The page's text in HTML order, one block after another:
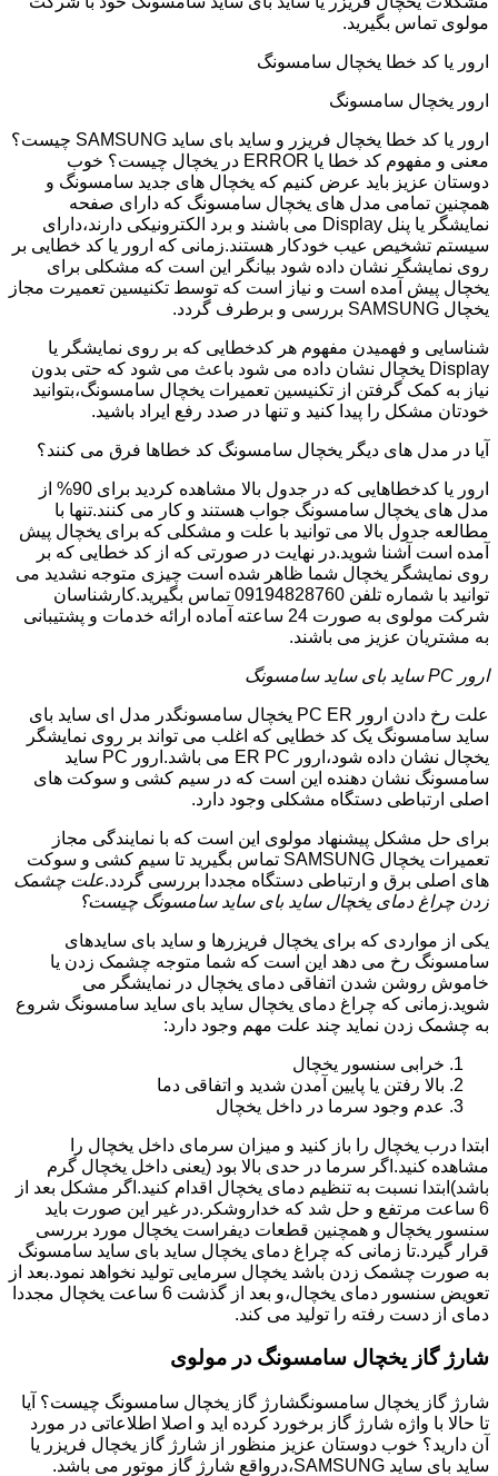
مولوی تماس بگیرید.
ارور یا کد خطا یخچال سامسونگ
ارور یخچال سامسونگ
ارور یا کد خطا یخچال فریزر و ساید بای ساید SAMSUNG چیست؟
معنی و مفهوم کد خطا یا ERROR در یخچال چیست؟ خوب
دوستان عزیز باید عرض کنیم که یخچال های جدید سامسونگ و
همچنین تمامی مدل های یخچال سامسونگ که دارای صفحه
نمایشگر یا پنل Display می باشند و برد الکترونیکی دارند،دارای
سیستم تشخیص عیب خودکار هستند.زمانی که ارور یا کد خطایی بر
روی نمایشگر نشان داده شود بیانگر این است که مشکلی برای
یخچال پیش آمده است و نیاز است که توسط تکنیسین تعمیرت مجاز
یخچال SAMSUNG بررسی و برطرف گردد.
شناسایی و فهمیدن مفهوم هر کدخطایی که بر روی نمایشگر یا
Display یخچال نشان داده می شود باعث می شود که حتی بدون
نیاز به کمک گرفتن از تکنیسین تعمیرات یخچال سامسونگ،بتوانید
خودتان مشکل را پیدا کنید و تنها در صدد رفع ایراد باشید.
آیا در مدل های دیگر یخچال سامسونگ کد خطاها فرق می کنند؟
ارور یا کدخطاهایی که در جدول بالا مشاهده کردید برای 90% از
مدل های یخچال سامسونگ جواب هستند و کار می کنند.تنها با
مطالعه جدول بالا می توانید با علت و مشکلی که برای یخچال پیش
آمده است آشنا شوید.در نهایت در صورتی که از کد خطایی که بر
روی نمایشگر یخچال شما ظاهر شده است چیزی متوجه نشدید می
توانید با شماره تلفن 09194828760 تماس بگیرید.کارشناسان
شرکت مولوی به صورت 24 ساعته آماده ارائه خدمات و پشتیبانی
به مشتریان عزیز می باشند.
ارور PC ساید بای ساید سامسونگ
علت رخ دادن ارور PC ER یخچال سامسونگدر مدل ای ساید بای
ساید سامسونگ یک کد خطایی که اغلب می تواند بر روی نمایشگر
یخچال نشان داده شود،ارور ER PC می باشد.ارور PC ساید
سامسونگ نشان دهنده این است که در سیم کشی و سوکت های
اصلی ارتباطی دستگاه مشکلی وجود دارد.
برای حل مشکل پیشنهاد مولوی این است که با نمایندگی مجاز
تعمیرات یخچال SAMSUNG تماس بگیرید تا سیم کشی و سوکت
های اصلی برق و ارتباطی دستگاه مجددا بررسی گردد.علت چشمک
زدن چراغ دمای یخچال ساید بای ساید سامسونگ چیست؟
یکی از مواردی که برای یخچال فریزرها و ساید بای سایدهای
سامسونگ رخ می دهد این است که شما متوجه چشمک زدن یا
خاموش روشن شدن اتفاقی دمای یخچال در نمایشگر می
شوید.زمانی که چراغ دمای یخچال ساید بای ساید سامسونگ شروع
به چشمک زدن نماید چند علت مهم وجود دارد:
خرابی سنسور یخچال
بالا رفتن یا پایین آمدن شدید و اتفاقی دما
عدم وجود سرما در داخل یخچال
ابتدا درب یخچال را باز کنید و میزان سرمای داخل یخچال را
مشاهده کنید.اگر سرما در حدی بالا بود (یعنی داخل یخچال گرم
باشد)ابتدا نسبت به تنظیم دمای یخچال اقدام کنید.اگر مشکل بعد از
6 ساعت مرتفع و حل شد که خداروشکر.در غیر این صورت باید
سنسور یخچال و همچنین قطعات دیفراست یخچال مورد بررسی
قرار گیرد.تا زمانی که چراغ دمای یخچال ساید بای ساید سامسونگ
به صورت چشمک زدن باشد یخچال سرمایی تولید نخواهد نمود.بعد از
تعویض سنسور دمای یخچال،و بعد از گذشت 6 ساعت یخچال مجددا
دمای از دست رفته را تولید می کند.
شارژ گاز یخچال سامسونگ در مولوی
شارژ گاز یخچال سامسونگشارژ گاز یخچال سامسونگ چیست؟ آیا
تا حالا با واژه شارژ گاز برخورد کرده اید و اصلا اطلاعاتی در مورد
آن دارید؟ خوب دوستان عزیز منظور از شارژ گاز یخچال فریزر یا
ساید بای ساید SAMSUNG،درواقع شارژ گاز موتور می باشد.